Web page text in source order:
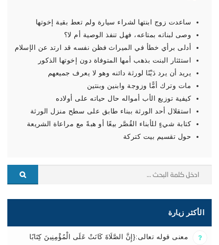
ساعدت زوج ابنتها لشراء سيارة ولم تعط بقية إخوتها
وصى لبناته بمتاعه، فهل تنفذ الوصية أم لا؟
أدلى برأي خطأ في الميراث فظن نفسه قد ارتد عن الإسلام
استئثار البنت بذهب أمها المتوفاة دون إخوتها الذكور
يريد أن يرد دَيْنًا لورثة دائنه وهو لا يعرف جميعهم
مات وترك أمًّا وزوجة وابنين وبنتين
كيفية توزيع الأب أمواله حال حياته على أولاده
استقلال أحد الورثة ببناء طابق على سطح منزل الورثة
كتابة شيءٍ للأبناء القُصَّر بيعًا أو هبةً مع مراعاة الشريعة
حول تقسيم بيت كتركة
الأكثر زيارة
معنى قوله تعالى:{إِنَّ الصَّلَاةَ كَانَتْ عَلَى الْمُؤْمِنِينَ كِتَابًا